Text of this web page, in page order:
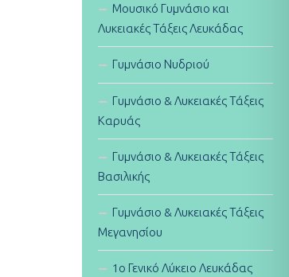
Μουσικό Γυμνάσιο και
Λυκειακές Τάξεις Λευκάδας
Γυμνάσιο Νυδριού
Γυμνάσιο & Λυκειακές Τάξεις
Καρυάς
Γυμνάσιο & Λυκειακές Τάξεις
Βασιλικής
Γυμνάσιο & Λυκειακές Τάξεις
Μεγανησίου
1ο Γενικό Λύκειο Λευκάδας